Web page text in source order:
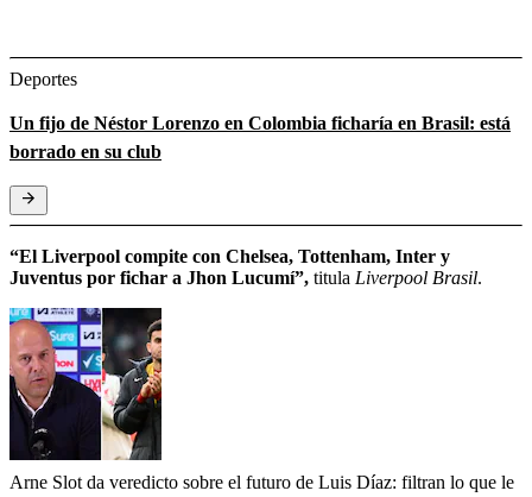
Deportes
Un fijo de Néstor Lorenzo en Colombia ficharía en Brasil: está
borrado en su club
“El Liverpool compite con Chelsea, Tottenham, Inter y
Juventus por fichar a Jhon Lucumí”, titula Liverpool Brasil.
Arne Slot da veredicto sobre el futuro de Luis Díaz: filtran lo que le